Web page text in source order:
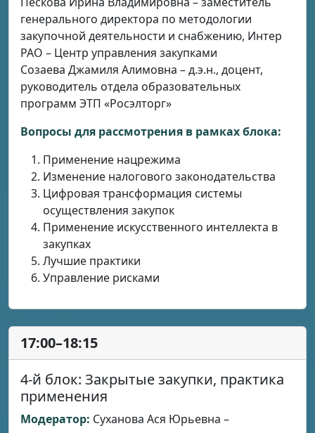
генерального директора по методологии
закупочной деятельности и снабжению, Интер
РАО – Центр управления закупками
Созаева Джамиля Алимовна – д.э.н., доцент,
руководитель отдела образовательных
программ ЭТП «Росэлторг»
Вопросы для рассмотрения в рамках блока:
Применение нацрежима
Изменение налогового законодательства
Цифровая трансформация системы
осуществления закупок
Применение искусственного интеллекта в
закупках
Лучшие практики
Управление рисками
17:00–18:15
4-й блок: Закрытые закупки, практика
применения
Модератор: Суханова Ася Юрьевна –